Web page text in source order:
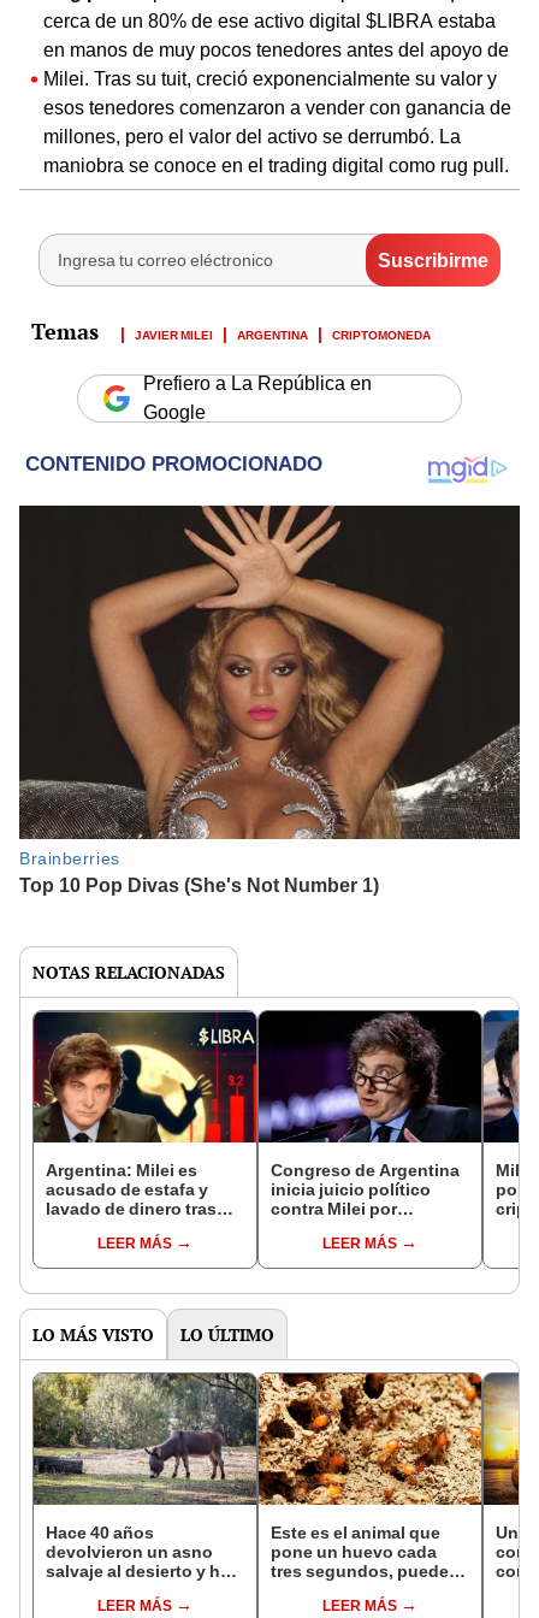
cerca de un 80% de ese activo digital $LIBRA estaba
en manos de muy pocos tenedores antes del apoyo de
Milei. Tras su tuit, creció exponencialmente su valor y
esos tenedores comenzaron a vender con ganancia de
millones, pero el valor del activo se derrumbó. La
maniobra se conoce en el trading digital como rug pull.
JAVIER MILEI ARGENTINA CRIPTOMONEDA
Prefiero a La República en
Google
NOTAS RELACIONADAS
Argentina: Milei es
acusado de estafa y
lavado de dinero tras
$LIBRA, ¿qué sucedió?
LEER MÁS
Congreso de Argentina
inicia juicio político
contra Milei por
criptomoneda acusada
de estafa
LEER MÁS
por
LO MÁS VISTO LO ÚLTIMO
Hace 40 años
devolvieron un asno
salvaje al desierto y hoy
reforestar el ecosistema
LEER MÁS
Este es el animal que
pone un huevo cada
tres segundos, puede
habita en casi todo el
LEER MÁS
Una